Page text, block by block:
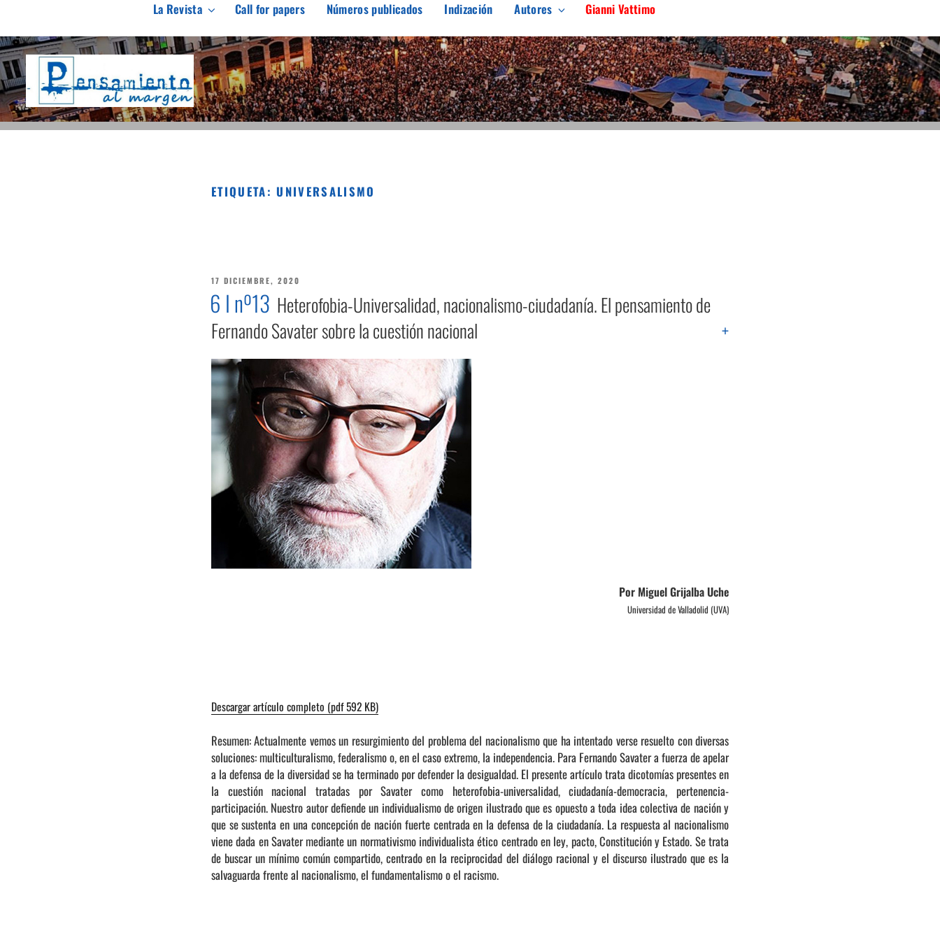
contenido
PENSAMIENTO AL MARGEN
Revista de investigación independiente y con especial interés en el pensamiento crítico
La Revista Call for papers Números publicados Indización Autores Gianni Vattimo
ETIQUETA:UNIVERSALISMO
PUBLICADO
17 DICIEMBRE, 2020
6 I nº13 Heterofobia-Universalidad, nacionalismo-ciudadanía. El pensamiento de
Fernando Savater sobre la cuestión nacional
+
Por Miguel Grijalba Uche
Universidad de Valladolid (UVA)
Descargar artículo completo (pdf 592 KB)
Resumen: Actualmente vemos un resurgimiento del problema del nacionalismo que ha intentado verse resuelto con diversas
soluciones: multiculturalismo, federalismo o, en el caso extremo, la independencia. Para Fernando Savater a fuerza de apelar
a la defensa de la diversidad se ha terminado por defender la desigualdad. El presente artículo trata dicotomías presentes en
la cuestión nacional tratadas por Savater como heterofobia-universalidad, ciudadanía-democracia, pertenencia-
participación. Nuestro autor defiende un individualismo de origen ilustrado que es opuesto a toda idea colectiva de nación y
que se sustenta en una concepción de nación fuerte centrada en la defensa de la ciudadanía. La respuesta al nacionalismo
viene dada en Savater mediante un normativismo individualista ético centrado en ley, pacto, Constitución y Estado. Se trata
de buscar un mínimo común compartido, centrado en la reciprocidad del diálogo racional y el discurso ilustrado que es la
salvaguarda frente al nacionalismo, el fundamentalismo o el racismo.